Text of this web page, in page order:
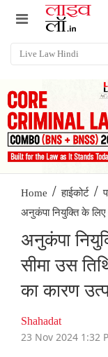
Home / हाईकोर्ट /
अनुकंपा नियुक्ति के लिए
अनुकंपा
सीमा उस
का कारण
Shahadat
23 Nov 2024 1:32